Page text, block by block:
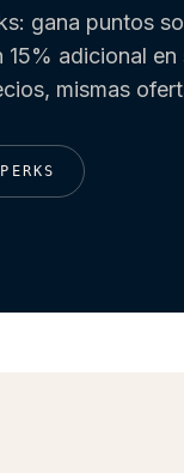
gana puntos
adicional en
mismas